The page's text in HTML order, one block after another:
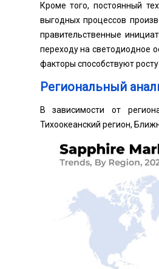
Кроме того, постоянный
выгодных процессов
правительственные
переходу на светодиодное
факторы способствуют
Региональный
В зависимости от
Тихоокеанский регион,